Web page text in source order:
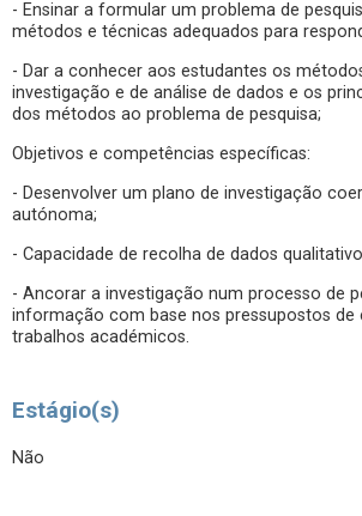
- Ensinar a formular um problema de
métodos e técnicas adequados para
- Dar a conhecer aos estudantes os
investigação e de análise de dados e os
dos métodos ao problema de pesquisa;
Objetivos e competências específicas:
- Desenvolver um plano de investigação
autónoma;
- Capacidade de recolha de dados
- Ancorar a investigação num processo de
informação com base nos pressupostos de
trabalhos académicos.
Estágio(s)
Não